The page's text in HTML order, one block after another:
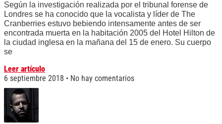
Según la investigación realizada por el tribunal forense de
Londres se ha conocido que la vocalista y líder de The
Cranberries estuvo bebiendo intensamente antes de ser
encontrada muerta en la habitación 2005 del Hotel Hilton de
la ciudad inglesa en la mañana del 15 de enero. Su cuerpo
se
Leer artículo
6 septiembre 2018
No hay comentarios